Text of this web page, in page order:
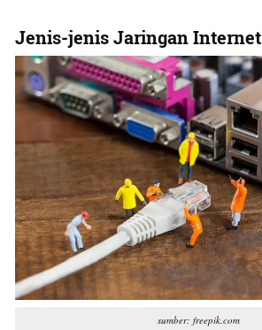
Jenis-jenis Jaringan Internet
sumber: freepik.com